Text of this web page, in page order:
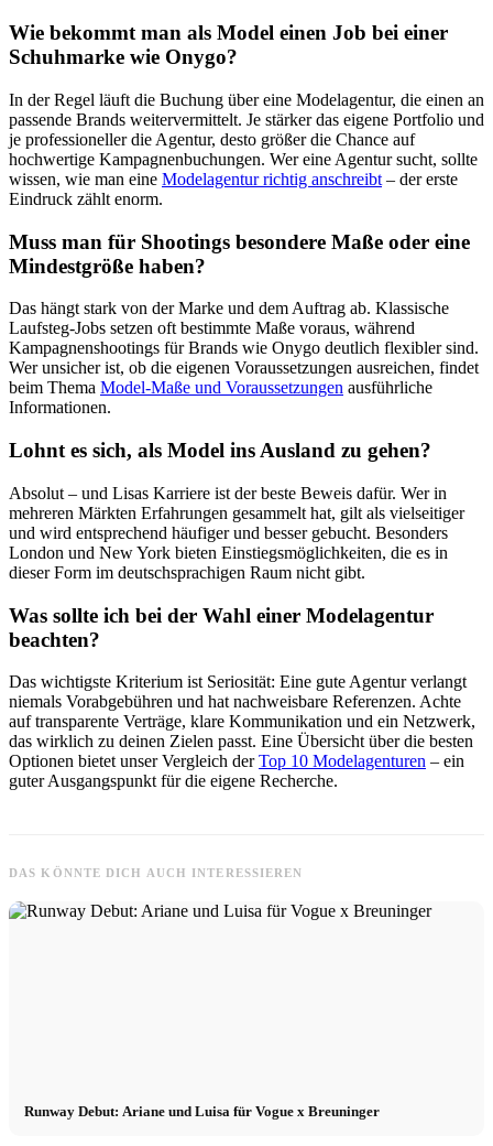
Wie bekommt man als Model einen Job bei einer
Schuhmarke wie Onygo?
In der Regel läuft die Buchung über eine Modelagentur, die einen an
passende Brands weitervermittelt. Je stärker das eigene Portfolio und
je professioneller die Agentur, desto größer die Chance auf
hochwertige Kampagnenbuchungen. Wer eine Agentur sucht, sollte
wissen, wie man eine Modelagentur richtig anschreibt – der erste
Eindruck zählt enorm.
Muss man für Shootings besondere Maße oder eine
Mindestgröße haben?
Das hängt stark von der Marke und dem Auftrag ab. Klassische
Laufsteg-Jobs setzen oft bestimmte Maße voraus, während
Kampagnenshootings für Brands wie Onygo deutlich flexibler sind.
Wer unsicher ist, ob die eigenen Voraussetzungen ausreichen, findet
beim Thema Model-Maße und Voraussetzungen ausführliche
Informationen.
Lohnt es sich, als Model ins Ausland zu gehen?
Absolut – und Lisas Karriere ist der beste Beweis dafür. Wer in
mehreren Märkten Erfahrungen gesammelt hat, gilt als vielseitiger
und wird entsprechend häufiger und besser gebucht. Besonders
London und New York bieten Einstiegsmöglichkeiten, die es in
dieser Form im deutschsprachigen Raum nicht gibt.
Was sollte ich bei der Wahl einer Modelagentur
beachten?
Das wichtigste Kriterium ist Seriosität: Eine gute Agentur verlangt
niemals Vorabgebühren und hat nachweisbare Referenzen. Achte
auf transparente Verträge, klare Kommunikation und ein Netzwerk,
das wirklich zu deinen Zielen passt. Eine Übersicht über die besten
Optionen bietet unser Vergleich derTop 10 Modelagenturen – ein
guter Ausgangspunkt für die eigene Recherche.
DAS KÖNNTE DICH AUCH INTERESSIEREN
Runway Debut: Ariane und Luisa für Vogue x Breuninger